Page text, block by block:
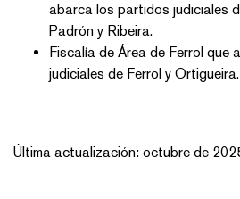
abarca los partidos judiciales
Padrón y Ribeira.
Fiscalía de Área de Ferrol que
judiciales de Ferrol y Ortigueira.
Última actualización: octubre de